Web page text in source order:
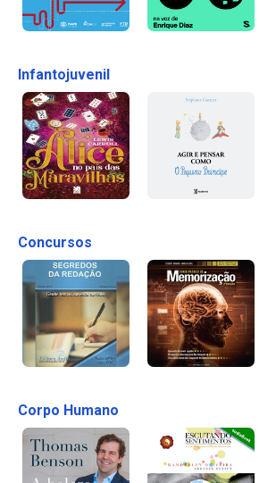
Infantojuvenil
Concursos
Corpo Humano